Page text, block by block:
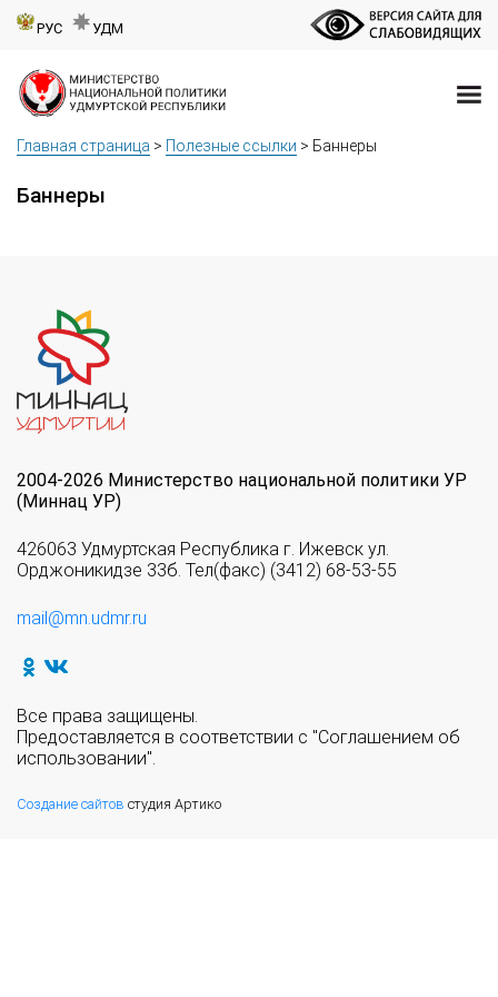
РУС УДМ
Главная страница > Полезные ссылки > Баннеры
Баннеры
2004-2026 Министерство национальной политики УР
(Миннац УР)
426063 Удмуртская Республика г. Ижевск ул.
Орджоникидзе 33б. Тел(факс) (3412) 68-53-55
mail@mn.udmr.ru
Все права защищены.
Предоставляется в соответствии с "Соглашением об
использовании".
Создание сайтов студия Артико